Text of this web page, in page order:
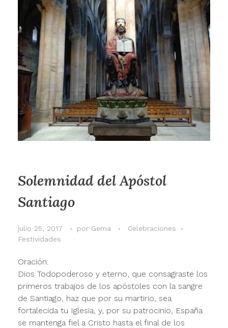
Solemnidad del Apóstol
Santiago
julio 25, 2017 por Gema
Celebraciones
Festividades
Oración:
Dios Todopoderoso y eterno, que consagraste los
primeros trabajos de los apóstoles con la sangre
de Santiago, haz que por su martirio, sea
fortalecida tu Iglesia, y, por su patrocinio, España
se mantenga fiel a Cristo hasta el final de los